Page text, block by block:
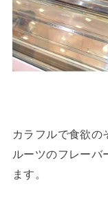
カラフルで食欲の
ルーツのフレーバ
ます。